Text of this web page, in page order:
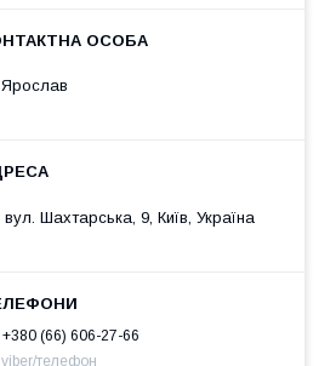
Ярослав
вул. Шахтарська, 9, Київ, Україна
+380 (66) 606-27-66
viber/телефон